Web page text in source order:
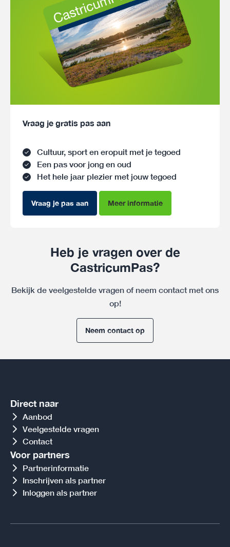
Vraag je gratis pas aan
Cultuur, sport en eropuit met je tegoed
Een pas voor jong en oud
Het hele jaar plezier met jouw tegoed
Vraag je pas aan Meer informatie
Heb je vragen over de
CastricumPas?
Bekijk de veelgestelde vragen of neem contact met ons
op!
Neem contact op
Direct naar
Aanbod
Veelgestelde vragen
Contact
Voor partners
Partnerinformatie
Inschrijven als partner
Inloggen als partner